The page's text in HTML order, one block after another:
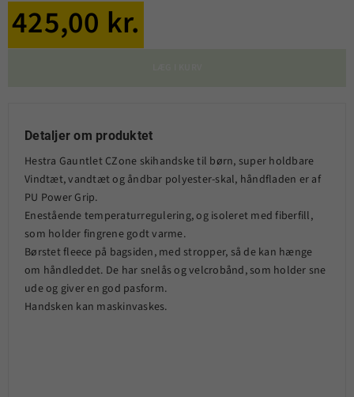
425,00 kr.
Detaljer om produktet
Hestra Gauntlet CZone skihandske til børn, super holdbare
Vindtæt, vandtæt og åndbar polyester-skal, håndfladen er af
PU Power Grip.
Enestående temperaturregulering, og isoleret med fiberfill,
som holder fingrene godt varme.
Børstet fleece på bagsiden, med stropper, så de kan hænge
om håndleddet. De har snelås og velcrobånd, som holder sne
ude og giver en god pasform.
Handsken kan maskinvaskes.